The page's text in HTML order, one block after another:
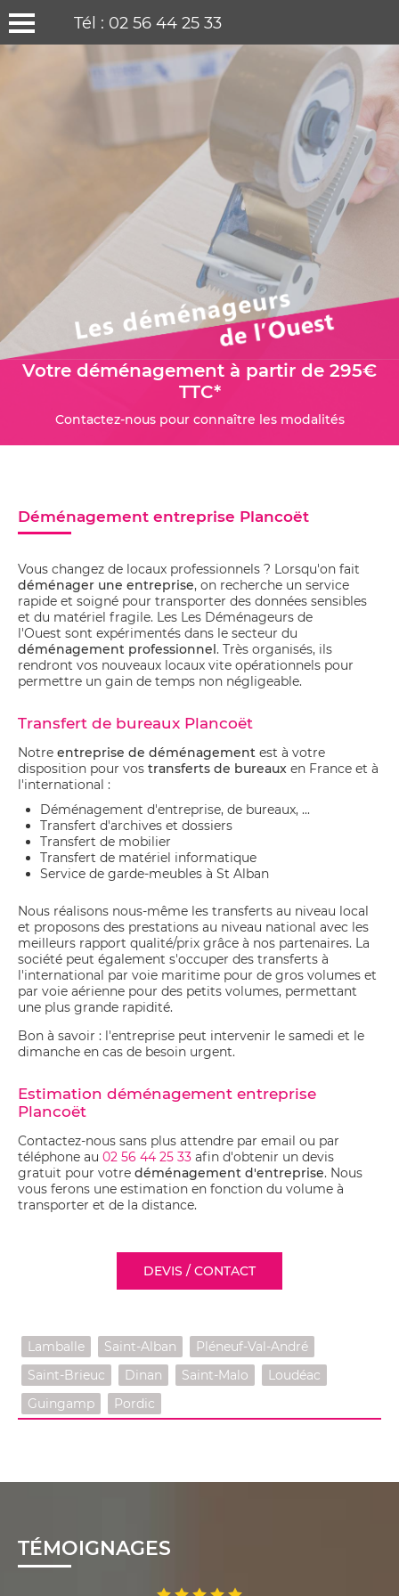
Tél : 02 56 44 25 33
Votre déménagement à partir de 295€
TTC*
Contactez-nous pour connaître les modalités
Déménagement entreprise Plancoët
Vous changez de locaux professionnels ? Lorsqu'on fait
déménager une entreprise, on recherche un service
rapide et soigné pour transporter des données sensibles
et du matériel fragile. Les Les Déménageurs de
l'Ouest sont expérimentés dans le secteur du
déménagement professionnel. Très organisés, ils
rendront vos nouveaux locaux vite opérationnels pour
permettre un gain de temps non négligeable.
Transfert de bureaux Plancoët
Notre entreprise de déménagement est à votre
disposition pour vos transferts de bureaux en France et à
l'international :
Déménagement d'entreprise, de bureaux, ...
Transfert d'archives et dossiers
Transfert de mobilier
Transfert de matériel informatique
Service de garde-meubles à St Alban
Nous réalisons nous-même les transferts au niveau local
et proposons des prestations au niveau national avec les
meilleurs rapport qualité/prix grâce à nos partenaires. La
société peut également s'occuper des transferts à
l'international par voie maritime pour de gros volumes et
par voie aérienne pour des petits volumes, permettant
une plus grande rapidité.
Bon à savoir : l'entreprise peut intervenir le samedi et le
dimanche en cas de besoin urgent.
Estimation déménagement entreprise
Plancoët
Contactez-nous sans plus attendre par email ou par
téléphone au 02 56 44 25 33 afin d'obtenir un devis
gratuit pour votre déménagement d'entreprise. Nous
vous ferons une estimation en fonction du volume à
transporter et de la distance.
DEVIS / CONTACT
Lamballe Saint-Alban
Pléneuf-Val-André
Saint-Brieuc
Dinan Saint-Malo
Loudéac
Guingamp
Pordic
TÉMOIGNAGES